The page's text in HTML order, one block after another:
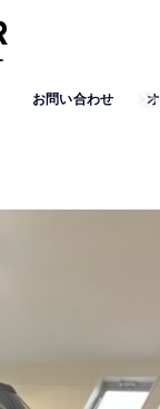
お問い合わせ